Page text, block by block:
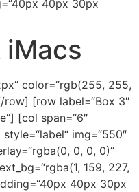
40px 30px
iMacs
color=“rgb(255, 255,
[row label=“Box 3″
[col span=“6″
img=“550″
0, 0, 0)“
159, 227,
40px 30px